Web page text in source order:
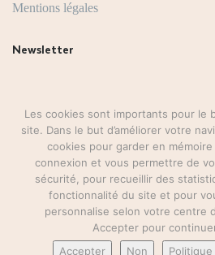
Mentions légales
Newsletter
Suivez-nous
©2026-ledressingdeshana.fr
Les cookies sont importants pour le
site. Dans le but d’améliorer votre
cookies pour garder en
connexion et vous permettre de
sécurité, pour recueillir des
fonctionnalité du site et pour
personnalise selon votre centre
Accepter pour
Accepter
Non